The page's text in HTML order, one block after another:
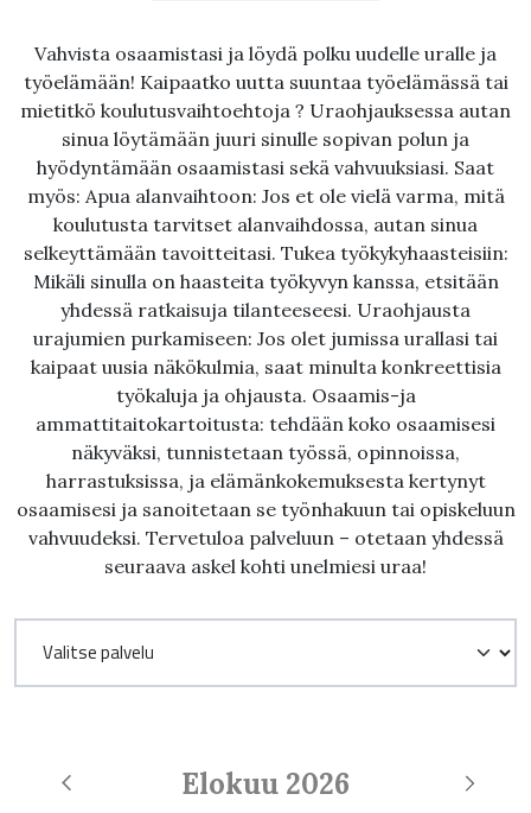
Vahvista osaamistasi ja löydä polku uudelle uralle ja
työelämään! Kaipaatko uutta suuntaa työelämässä tai
mietitkö koulutusvaihtoehtoja ? Uraohjauksessa autan
sinua löytämään juuri sinulle sopivan polun ja
hyödyntämään osaamistasi sekä vahvuuksiasi. Saat
myös: Apua alanvaihtoon: Jos et ole vielä varma, mitä
koulutusta tarvitset alanvaihdossa, autan sinua
selkeyttämään tavoitteitasi. Tukea työkykyhaasteisiin:
Mikäli sinulla on haasteita työkyvyn kanssa, etsitään
yhdessä ratkaisuja tilanteeseesi. Uraohjausta
urajumien purkamiseen: Jos olet jumissa urallasi tai
kaipaat uusia näkökulmia, saat minulta konkreettisia
työkaluja ja ohjausta. Osaamis-ja
ammattitaitokartoitusta: tehdään koko osaamisesi
näkyväksi, tunnistetaan työssä, opinnoissa,
harrastuksissa, ja elämänkokemuksesta kertynyt
osaamisesi ja sanoitetaan se työnhakuun tai opiskeluun
vahvuudeksi. Tervetuloa palveluun – otetaan yhdessä
seuraava askel kohti unelmiesi uraa!
Elokuu 2026